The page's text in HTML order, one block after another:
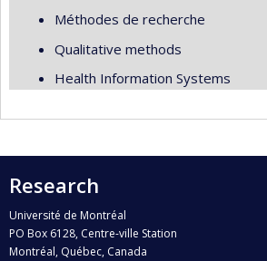
Méthodes de recherche
Qualitative methods
Health Information Systems
Research
Université de Montréal
PO Box 6128, Centre-ville Station
Montréal, Québec, Canada